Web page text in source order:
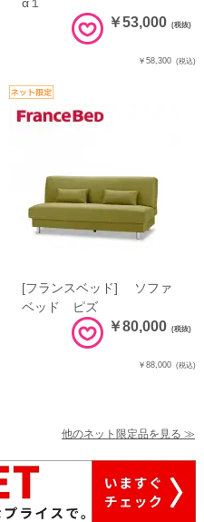
￥53,000 (税抜)
￥58,300 (税込)
[フランスベッド] ソファ
ベッド ピズ
￥80,000 (税抜)
￥88,000 (税込)
他のネット限定品を見る ≫